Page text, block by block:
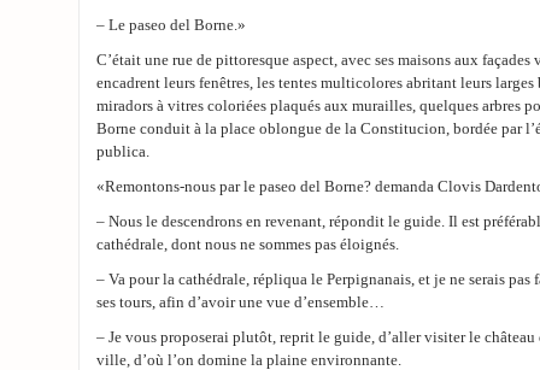
– Le paseo del Borne.»
C’était une rue de pittoresque aspect, avec ses maisons aux façades
encadrent leurs fenêtres, les tentes multicolores abritant leurs
miradors à vitres coloriées plaqués aux murailles, quelques arbres
Borne conduit à la place oblongue de la Constitucion, bordée par
publica.
«Remontons-nous par le paseo del Borne? demanda Clovis
– Nous le descendrons en revenant, répondit le guide. Il est
cathédrale, dont nous ne sommes pas éloignés.
– Va pour la cathédrale, répliqua le Perpignanais, et je ne serais pas
ses tours, afin d’avoir une vue d’ensemble…
– Je vous proposerai plutôt, reprit le guide, d’aller visiter le château
ville, d’où l’on domine la plaine environnante.